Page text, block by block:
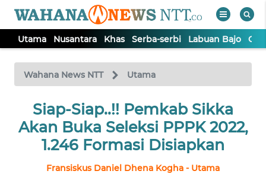
Utama Nusantara Khas Serba-serbi Labuan Bajo
Wahana News NTT Utama
Siap-Siap..!! Pemkab Sikka
Akan Buka Seleksi PPPK 2022,
1.246 Formasi Disiapkan
Fransiskus Daniel Dhena Kogha - Utama
TV
Tutup
UTAMA
NUSANTARA